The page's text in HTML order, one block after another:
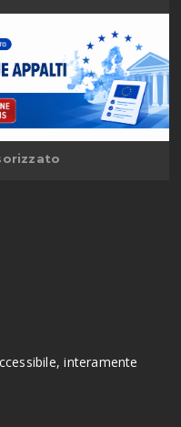
interamente